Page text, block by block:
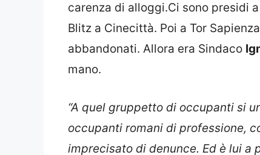
carenza di alloggi.Ci sono presidi
Blitz a Cinecittà. Poi a Tor
abbandonati. Allora era Sindaco
mano.
“A quel gruppetto di occupanti si
occupanti romani di professione,
imprecisato di denunce. Ed è lui a